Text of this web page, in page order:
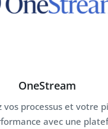
OneStream
vos processus et votre
avec une